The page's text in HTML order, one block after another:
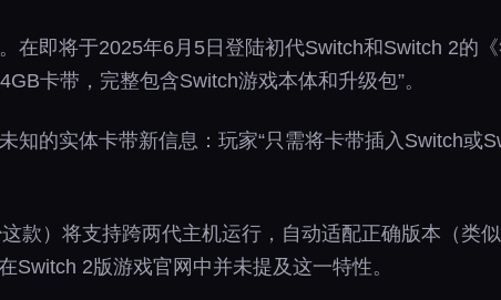
在即将于2025年6月5日登陆初代Switch和Switch 2的
卡带，完整包含Switch游戏本体和升级包”。
知的实体卡带新信息：玩家“只需将卡带插入Switch或
款）将支持跨两代主机运行，自动适配正确版本（类
Switch 2版游戏官网中并未提及这一特性。